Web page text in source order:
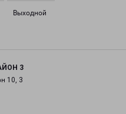
Выходной
3
10, 3